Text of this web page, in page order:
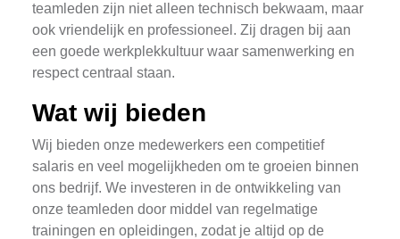
teamleden zijn niet alleen technisch bekwaam, maar
ook vriendelijk en professioneel. Zij dragen bij aan
een goede werkplekkultuur waar samenwerking en
respect centraal staan.
Wat wij bieden
Wij bieden onze medewerkers een competitief
salaris en veel mogelijkheden om te groeien binnen
ons bedrijf. We investeren in de ontwikkeling van
onze teamleden door middel van regelmatige
trainingen en opleidingen, zodat je altijd op de